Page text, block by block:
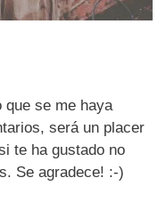
que se me haya
será un placer
te ha gustado no
Se agradece! :-)